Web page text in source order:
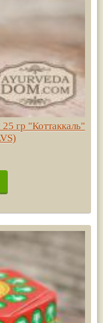
гр "Коттаккаль"